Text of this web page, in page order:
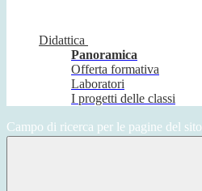
Didattica
Panoramica
Offerta formativa
Laboratori
I progetti delle classi
Campo di ricerca per le pagine del sito